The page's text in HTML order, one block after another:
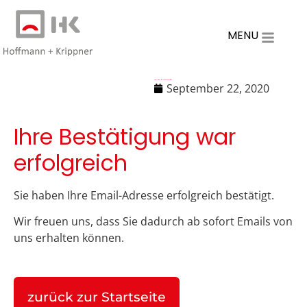
MENU
September 22, 2020
Ihre Bestätigung war
erfolgreich
Sie haben Ihre Email-Adresse erfolgreich bestätigt.
Wir freuen uns, dass Sie dadurch ab sofort Emails von
uns erhalten können.
zurück zur Startseite